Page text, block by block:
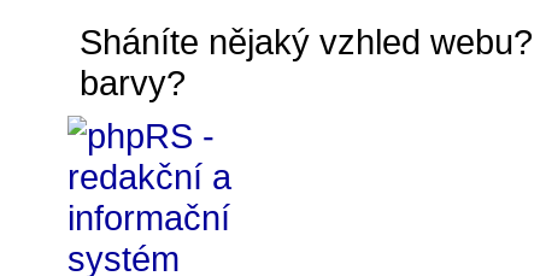
Sháníte nějaký vzhled
barvy?